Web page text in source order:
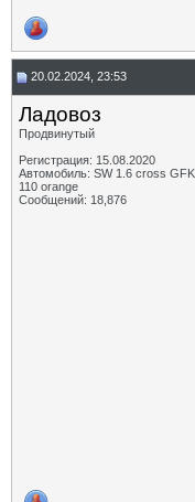
20.02.2024, 23:53
Ладовоз
Продвинутый
Регистрация: 15.08.2020
Автомобиль: SW 1.6 cross GFK
110 orange
Сообщений: 18,876